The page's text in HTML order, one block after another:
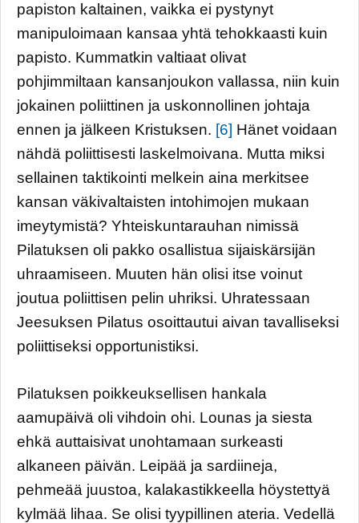
papiston kaltainen, vaikka ei pystynyt
manipuloimaan kansaa yhtä tehokkaasti kuin
papisto. Kummatkin valtiaat olivat
pohjimmiltaan kansanjoukon vallassa, niin kuin
jokainen poliittinen ja uskonnollinen johtaja
ennen ja jälkeen Kristuksen. [6] Hänet voidaan
nähdä poliittisesti laskelmoivana. Mutta miksi
sellainen taktikointi melkein aina merkitsee
kansan väkivaltaisten intohimojen mukaan
imeytymistä? Yhteiskuntarauhan nimissä
Pilatuksen oli pakko osallistua sijaiskärsijän
uhraamiseen. Muuten hän olisi itse voinut
joutua poliittisen pelin uhriksi. Uhratessaan
Jeesuksen Pilatus osoittautui aivan tavalliseksi
poliittiseksi opportunistiksi.
Pilatuksen poikkeuksellisen hankala
aamupäivä oli vihdoin ohi. Lounas ja siesta
ehkä auttaisivat unohtamaan surkeasti
alkaneen päivän. Leipää ja sardiineja,
pehmeää juustoa, kalakastikkeella höystettyä
kylmää lihaa. Se olisi tyypillinen ateria. Vedellä